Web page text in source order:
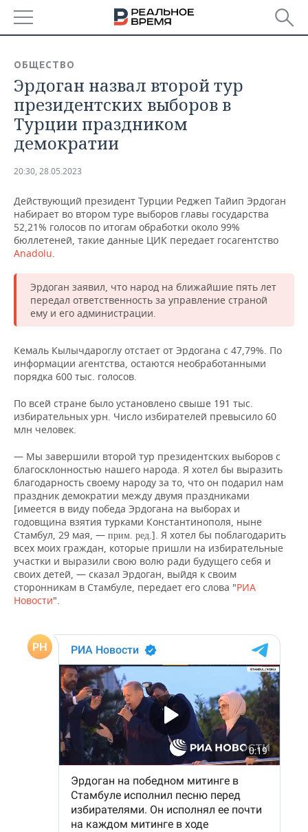
БАШКОРТОСТАН
ТАТАРСТАН
УДМУРТИЯ
НОВОСТИ
АНАЛИТИКА
НОВОСТИ АНАЛИТИКИ
ДЕКЛАРАЦИИ О ДОХОДАХ
КОРОЛИ ГОСЗАКАЗА ПФО
ВУЗЫ ТАТАРСТАНА
КОМУ ПРИНАДЛЕЖАТ
ТОРГОВЫЕ ЦЕНТРЫ
ТАТАРСТАНА
ЭКОНОМИКА
НОВОСТИ ЭКОНОМИКИ
ФИНАНСЫ
БАНКИ
БЮДЖЕТ
ИНВЕСТИЦИИ
ПРОМЫШЛЕННОСТЬ
НОВОСТИ
ПРОМЫШЛЕННОСТИ
АГРОПРОМ
МАШИНОСТРОЕНИЕ
НЕФТЕХИМИЯ
НЕФТЬ
ОПК
ЭНЕРГЕТИКА
НЕДВИЖИМОСТЬ
НОВОСТИ НЕДВИЖИМОСТИ
АВТО
НОВОСТИ АВТО
БИЗНЕС
НОВОСТИ БИЗНЕСА
ТРАНСПОРТ
УСЛУГИ
ТЕХНОЛОГИИ
IT
МЕДИА
ТЕЛЕКОММУНИКАЦИИ
НОВОСТИ МЕРОПРИЯТИЙ
ВЫЕЗДНАЯ РЕДАКЦИЯ
БИЗНЕС-БРАНЧИ
ONLINE-КОНФЕРЕНЦИИ
ОТКРЫТАЯ ЛЕКЦИЯ
СПОРТ
НОВОСТИ СПОРТА
ФУТБОЛ
ХОККЕЙ
БАСКЕТБОЛ
ВОЛЕЙБОЛ
КИБЕРСПОРТ
ФИГУРНОЕ КАТАНИЕ
ХОККЕЙ С МЯЧОМ
ОБЩЕСТВО
НОВОСТИ ОБЩЕСТВА
ВЛАСТЬ
ИНФРАСТРУКТУРА
ИСТОРИЯ
КУЛЬТУРА
МЕДИЦИНА
ПРОИСШЕСТВИЯ
ФОТОГАЛЕРЕЯ
СЮЖЕТЫ
СПРАВОЧНИК
СПИСОК ПЕРСОН
СПИСОК КОМПАНИЙ
ПОЛНАЯ ВЕРСИЯ
ОБЩЕСТВО
Эрдоган назвал второй тур
президентских выборов в
Турции праздником
демократии
20:30, 28.05.2023
Действующий президент Турции Реджеп Тайип Эрдоган
набирает во втором туре выборов главы государства
52,21% голосов по итогам обработки около 99%
бюллетеней, такие данные ЦИК передает госагентство
Anadolu.
Эрдоган заявил, что народ на ближайшие пять лет
передал ответственность за управление страной
ему и его администрации.
Кемаль Кылычдароглу отстает от Эрдогана с 47,79%. По
информации агентства, остаются необработанными
порядка 600 тыс. голосов.
По всей стране было установлено свыше 191 тыс.
избирательных урн. Число избирателей превысило 60
млн человек.
— Мы завершили второй тур президентских выборов с
благосклонностью нашего народа. Я хотел бы выразить
благодарность своему народу за то, что он подарил нам
праздник демократии между двумя праздниками
[имеется в виду победа Эрдогана на выборах и
годовщина взятия турками Константинополя, ныне
Стамбул, 29 мая, — прим. ред.]. Я хотел бы поблагодарить
всех моих граждан, которые пришли на избирательные
участки и выразили свою волю ради будущего себя и
своих детей, — сказал Эрдоган, выйдя к своим
сторонникам в Стамбуле, передает его слова "РИА
Новости".